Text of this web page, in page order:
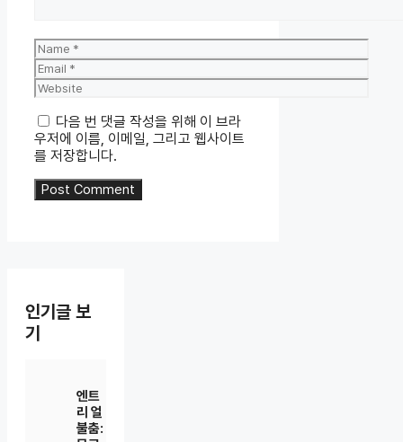
Name
Email
Website
다음 번 댓글 작성을 위해 이 브라
우저에 이름, 이메일, 그리고 웹사이트
를 저장합니다.
인기글 보
기
엔트
리 얼
불춤: